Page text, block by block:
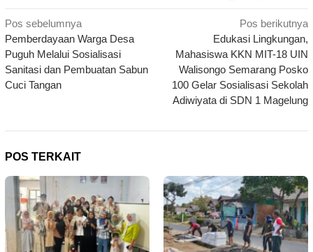
Navigasi
pos
Pos sebelumnya
Pemberdayaan Warga Desa
Puguh Melalui Sosialisasi
Sanitasi dan Pembuatan Sabun
Cuci Tangan
Pos berikutnya
Edukasi Lingkungan,
Mahasiswa KKN MIT-18 UIN
Walisongo Semarang Posko
100 Gelar Sosialisasi Sekolah
Adiwiyata di SDN 1 Magelung
POS TERKAIT